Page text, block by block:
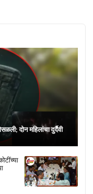
दोन महिलांचा दुर्दैवी